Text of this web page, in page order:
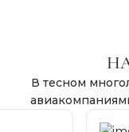
В тесном